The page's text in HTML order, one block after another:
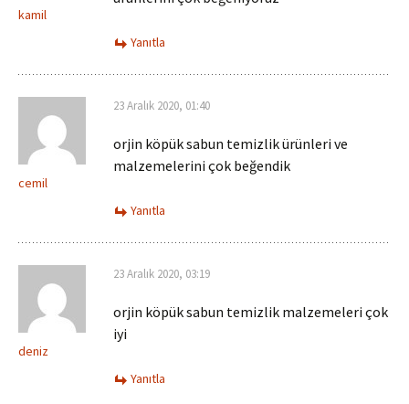
kamil
Yanıtla
cemil
23 Aralık 2020, 01:40
orjin köpük sabun temizlik ürünleri ve
malzemelerini çok beğendik
Yanıtla
deniz
23 Aralık 2020, 03:19
orjin köpük sabun temizlik malzemeleri çok
iyi
Yanıtla